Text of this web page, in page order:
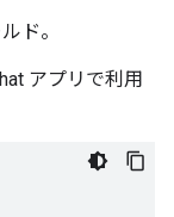
ド。
アプリで利用